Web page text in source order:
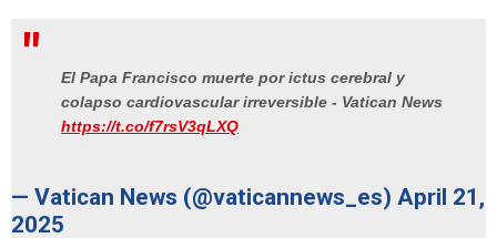
El Papa Francisco muerte por ictus cerebral y
colapso cardiovascular irreversible - Vatican News
https://t.co/f7rsV3qLXQ
— Vatican News (@vaticannews_es) April 21,
2025